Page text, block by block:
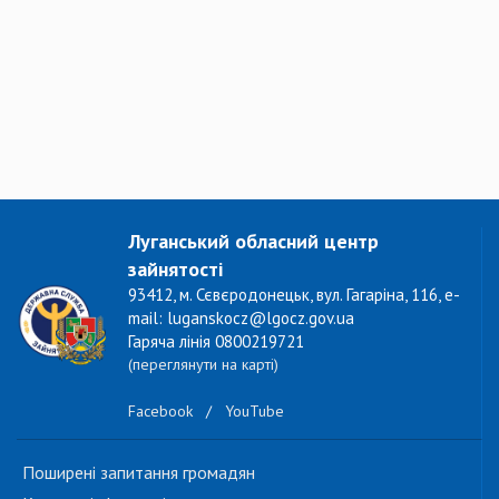
Луганський обласний центр
зайнятості
93412, м. Сєвєродонецьк, вул. Гагаріна, 116, e-
mail: luganskocz@lgocz.gov.ua
Гаряча лінія 0800219721
(переглянути на карті)
Facebook / YouTube
Поширені запитання громадян